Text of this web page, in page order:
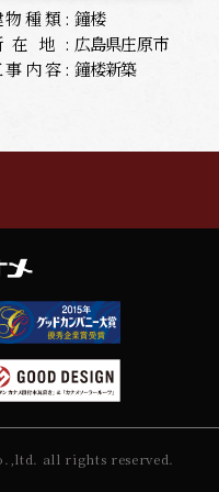
物種類: 鐘楼
在地: 広島県庄原市
事内容: 鐘楼新築
all rights reserved.